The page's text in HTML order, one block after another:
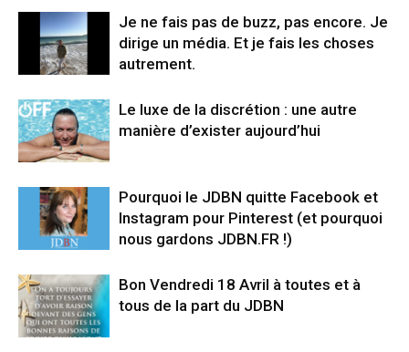
Je ne fais pas de buzz, pas encore. Je
dirige un média. Et je fais les choses
autrement.
Le luxe de la discrétion : une autre
manière d’exister aujourd’hui
Pourquoi le JDBN quitte Facebook et
Instagram pour Pinterest (et pourquoi
nous gardons JDBN.FR !)
Bon Vendredi 18 Avril à toutes et à
tous de la part du JDBN